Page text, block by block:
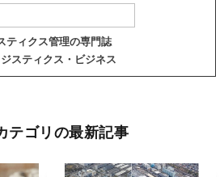
ティクス管理の専門誌
スティクス・ビジネス
テゴリの最新記事